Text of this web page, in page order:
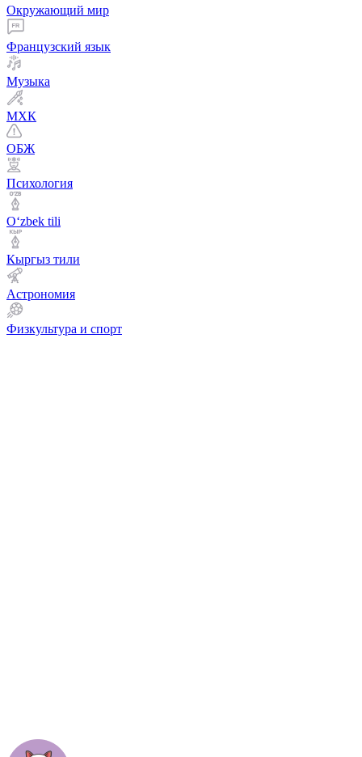
Окружающий мир
Французский язык
Музыка
МХК
ОБЖ
Психология
Оʻzbek tili
Кыргыз тили
Астрономия
Физкультура и спорт